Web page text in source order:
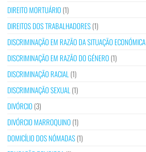
DIREITO MORTUÁRIO (1)
DIREITOS DOS TRABALHADORES(1)
DISCRIMINAÇÃO EM RAZÃO DA SITUAÇÃO ECONÓMICA
DISCRIMINAÇÃO EM RAZÃO DO GÉNERO (1)
DISCRIMINAÇÃO RACIAL (1)
DISCRIMINAÇÃO SEXUAL (1)
DIVÓRCIO (3)
DIVÓRCIO MARROQUINO (1)
DOMICÍLIO DOS NÓMADAS(1)